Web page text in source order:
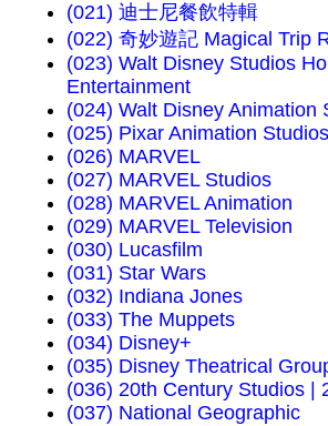
(021) 迪士尼餐飲特輯
(022) 奇妙遊記 Magical Trip
(023) Walt Disney Studios
Entertainment
(024) Walt Disney Animation
(025) Pixar Animation Studios
(026) MARVEL
(027) MARVEL Studios
(028) MARVEL Animation
(029) MARVEL Television
(030) Lucasfilm
(031) Star Wars
(032) Indiana Jones
(033) The Muppets
(034) Disney+
(035) Disney Theatrical
(036) 20th Century Studios |
(037) National Geographic